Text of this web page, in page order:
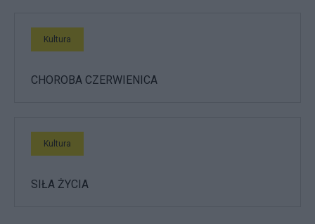
Kultura
CHOROBA CZERWIENICA
Kultura
SIŁA ŻYCIA